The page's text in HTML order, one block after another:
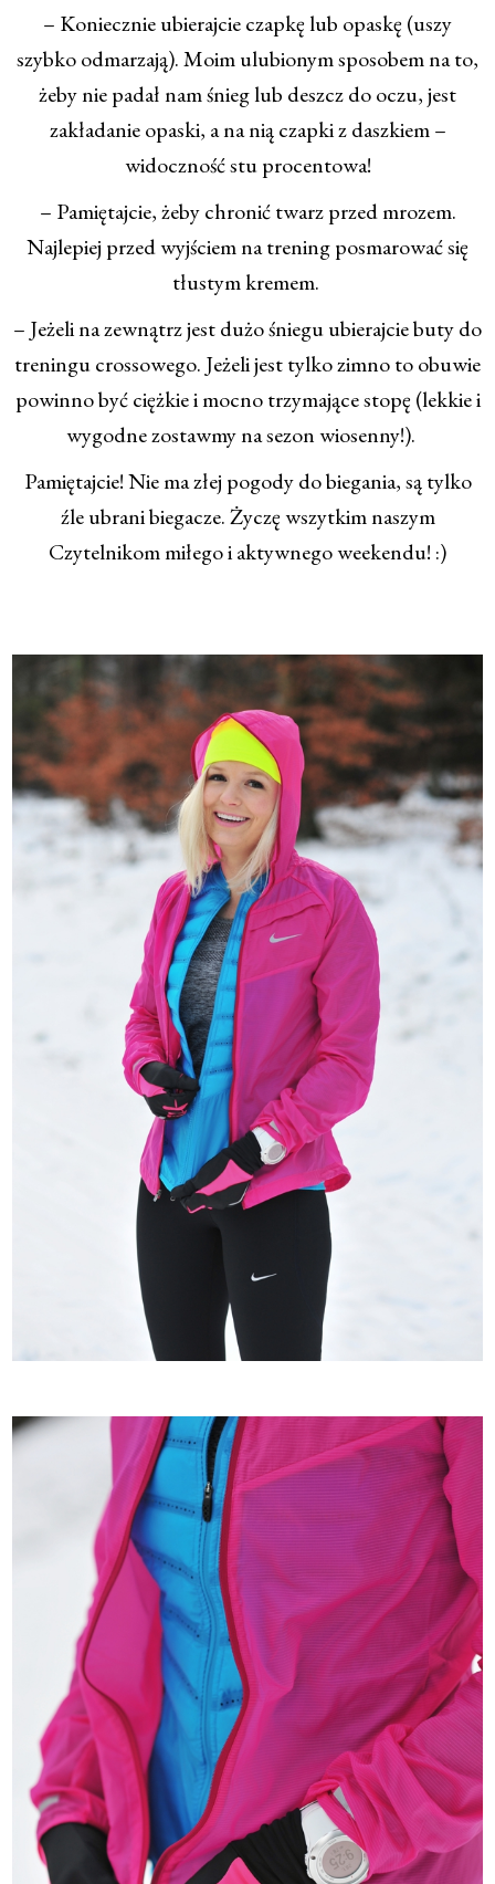
– Koniecznie ubierajcie czapkę lub opaskę (uszy
szybko odmarzają). Moim ulubionym sposobem na to,
żeby nie padał nam śnieg lub deszcz do oczu, jest
zakładanie opaski, a na nią czapki z daszkiem –
widoczność stu procentowa!
– Pamiętajcie, żeby chronić twarz przed mrozem.
Najlepiej przed wyjściem na trening posmarować się
tłustym kremem.
– Jeżeli na zewnątrz jest dużo śniegu ubierajcie buty do
treningu crossowego. Jeżeli jest tylko zimno to obuwie
powinno być ciężkie i mocno trzymające stopę (lekkie i
wygodne zostawmy na sezon wiosenny!).
Pamiętajcie! Nie ma złej pogody do biegania, są tylko
źle ubrani biegacze.Życzę wszytkim naszym
Czytelnikom miłego i aktywnego weekendu! :)